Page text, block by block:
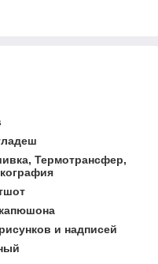
Термотрансфер,
и надписей